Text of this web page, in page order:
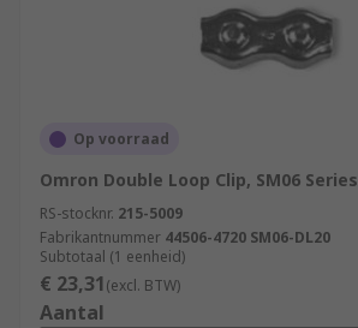
Op voorraad
Omron Double Loop Clip, SM06 Series
RS-stocknr. 215-5009
Fabrikantnummer 44506-4720 SM06-DL20
Subtotaal (1 eenheid)
€ 23,31(excl. BTW)
Aantal